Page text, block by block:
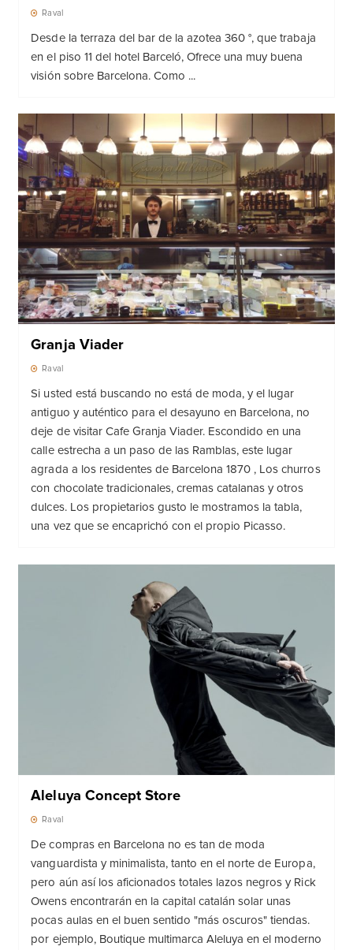
Raval
Desde la terraza del bar de la azotea 360 °, que trabaja
en el piso 11 del hotel Barceló, Ofrece una muy buena
visión sobre Barcelona. Como ...
Granja Viader
Raval
Si usted está buscando no está de moda, y el lugar
antiguo y auténtico para el desayuno en Barcelona, no
deje de visitar Cafe Granja Viader. Escondido en una
calle estrecha a un paso de las Ramblas, este lugar
agrada a los residentes de Barcelona 1870 , Los churros
con chocolate tradicionales, cremas catalanas y otros
dulces. Los propietarios gusto le mostramos la tabla,
una vez que se encaprichó con el propio Picasso.
Aleluya Concept Store
Raval
De compras en Barcelona no es tan de moda
vanguardista y minimalista, tanto en el norte de Europa,
pero aún así los aficionados totales lazos negros y Rick
Owens encontrarán en la capital catalán solar unas
pocas aulas en el buen sentido "más oscuros" tiendas.
por ejemplo, Boutique multimarca Aleluya en el moderno